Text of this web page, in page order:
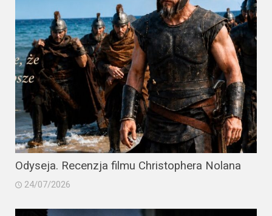
Odyseja. Recenzja filmu Christophera Nolana
24/07/2026